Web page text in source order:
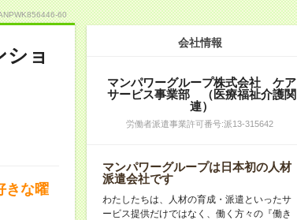
60
ョ
きな曜
会社情報
マンパワーグループ株式会社 ケア
サービス事業部 （医療福祉介護関
連）
労働者派遣事業許可番号:派13-315642
マンパワーグループは日本初の人材
派遣会社です
わたしたちは、人材の育成・派遣といったサ
ービス提供だけではなく、働く方々の『働き